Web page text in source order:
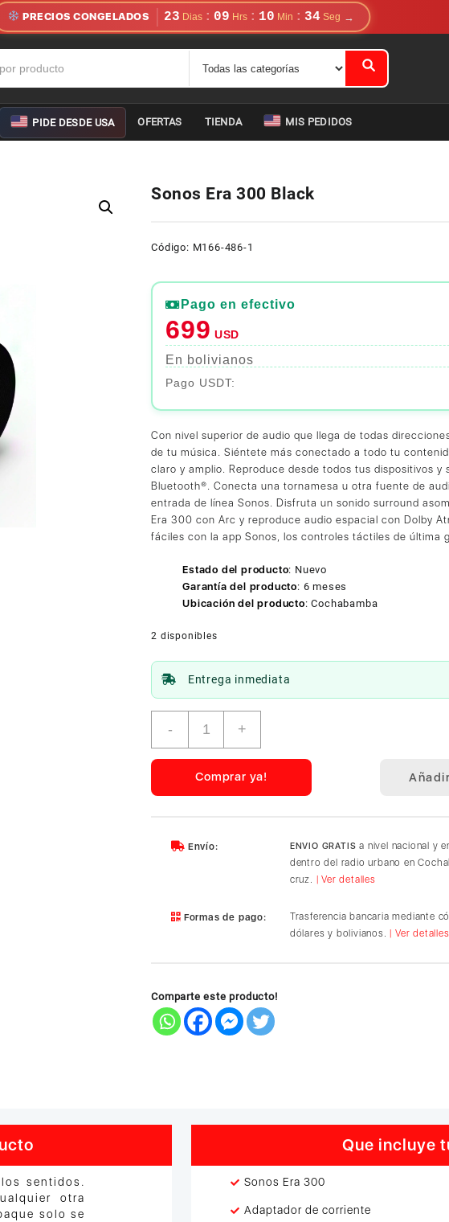
PRECIOS CONGELADOS 23 : 09 : 10 : 33
PIDE DESDE USA OFERTAS TIENDA MIS PEDIDOS
Sonos Era 300 Black
Código: M166-486-1
Pago en efectivo
699 USD
En bolivianos
Con nivel superior de audio que llega de todas
de tu música. Siéntete más conectado a todo tu
claro y amplio. Reproduce desde todos tus dispositivos
Bluetooth®. Conecta una tornamesa u otra fuente de
entrada de línea Sonos. Disfruta un sonido surround
Era 300 con Arc y reproduce audio espacial con Dolby
fáciles con la app Sonos, los controles táctiles de última
Estado del producto: Nuevo
Garantía del producto: 6 meses
Ubicación del producto:Cochabamba
2 disponibles
Entrega inmediata
-
Era
300
cantidad
+
Comprar ya!
Envío: ENVIO GRATIS a nivel nacional y
dentro del radio urbano en
cruz.
| Ver detalles
Formas de pago:
Trasferencia bancaria mediante
dólares y bolivianos.
| Ver detalles
Comparte este producto!
sentidos.
otra
solo se
Que incluye
Sonos Era 300
Adaptador de corriente